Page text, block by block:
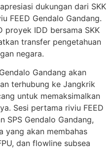
dukungan dari SKK
FEED Gendalo Gandang.
proyek IDD bersama SKK
transfer pengetahuan
negara.
Gandang akan
terhubung ke Jangkrik
untuk memaksimalkan
Sesi pertama riviu FEED
SPS Gendalo Gandang,
yang akan membahas
dan flowline subsea